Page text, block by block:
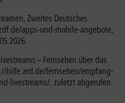
Zweites Deutsches
apps-und-mobile-angebote,
– Fernsehen über das
hilfe.ard.de/fernsehen/empfang-
livestreams/, zuletzt abgerufen